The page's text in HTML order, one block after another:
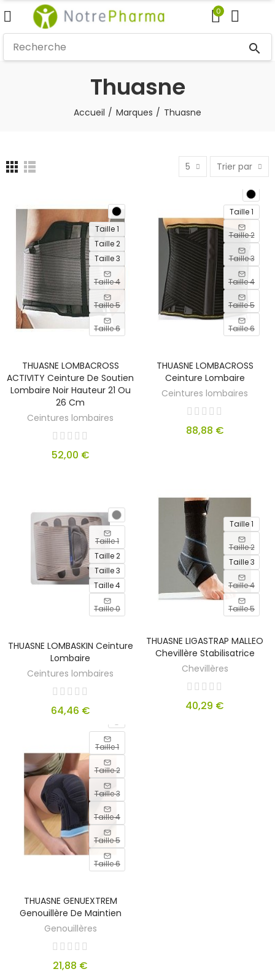
0
search
Thuasne
Accueil Marques Thuasne
5 Trier par
Taille 1
Taille 2
Taille 3
Taille 4
Taille 5
Taille 6
THUASNE LOMBACROSS
ACTIVITY Ceinture De Soutien
Lombaire Noir Hauteur 21 Ou
26 Cm
Ceintures lombaires
52,00 €
Taille 1
Taille 2
Taille 3
Taille 4
Taille 5
Taille 6
THUASNE LOMBACROSS
Ceinture Lombaire
Ceintures lombaires
88,88 €
Taille 1
Taille 2
Taille 3
Taille 4
Taille 0
THUASNE LOMBASKIN Ceinture
Lombaire
Ceintures lombaires
64,46 €
Taille 1
Taille 2
Taille 3
Taille 4
Taille 5
THUASNE LIGASTRAP MALLEO
Chevillère Stabilisatrice
Chevillères
40,29 €
Taille 1
Taille 2
Taille 3
Taille 4
Taille 5
Taille 6
THUASNE GENUEXTREM
Genouillère De Maintien
Genouillères
21,88 €